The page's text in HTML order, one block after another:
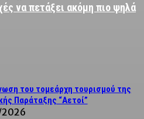
να πετάξει ακόμη πιο ψηλά
του τομεάρχη τουρισμού της
Παράταξης “Αετοί”